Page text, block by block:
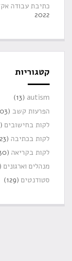
עבודה אקדמית
קשב(203)
בחישובים(84)
בכתיבה(123)
בקריאה(130)
וארגונים(89)
(129)